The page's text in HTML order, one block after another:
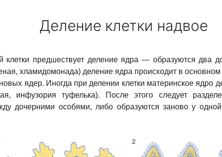
Деление клетки надвое
клетки предшествует деление ядра — образуются два
хламидомонада) деление ядра происходит в
ядер. Иногда при делении клетки материнское ядро
инфузория туфелька). После этого следует
дочерними особями, либо образуются заново у